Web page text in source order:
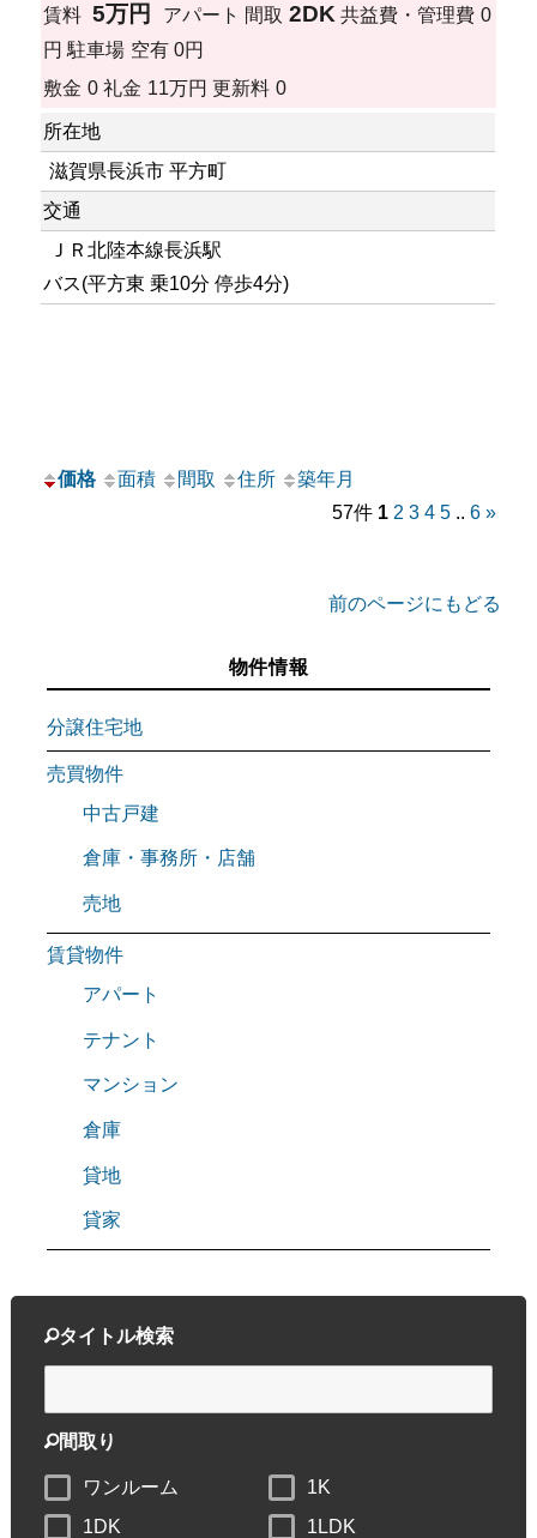
賃料 5万円 アパート 間取 2DK 共益費・管理費 0
円 駐車場 空有 0円
敷金 0 礼金 11万円 更新料 0
所在地
滋賀県長浜市 平方町
交通
ＪＲ北陸本線長浜駅
バス(平方東 乗10分 停歩4分)
価格 面積 間取 住所
築年月
57件 1 2 3 4 5.. 6 »
前のページにもどる
物件情報
分譲住宅地
売買物件
中古戸建
倉庫・事務所・店舗
売地
賃貸物件
アパート
テナント
マンション
倉庫
貸地
貸家
タイトル検索
間取り
ワンルーム
1K
1DK
1LDK